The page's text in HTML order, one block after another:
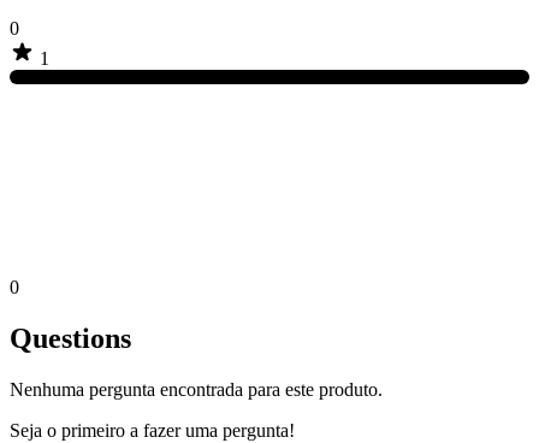
0
1
0
Questions
Nenhuma pergunta encontrada para este produto.
Seja o primeiro a fazer uma pergunta!